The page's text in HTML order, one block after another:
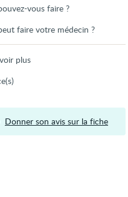
vous faire ?
faire votre médecin ?
plus
Donner son avis sur la fiche